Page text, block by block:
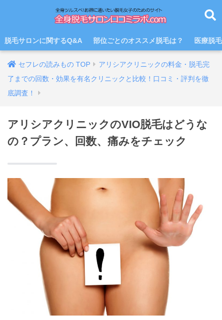
脱毛サロンに関するQ&A 部位ごとのオススメ脱毛は？ 医療脱
アリシアクリニックの料金・脱毛完
了までの回数・効果を有名クリニックと比較！口コミ・評判を徹
底調査！
アリシアクリニックのVIO脱毛はどうな
の？プラン、回数、痛みをチェック